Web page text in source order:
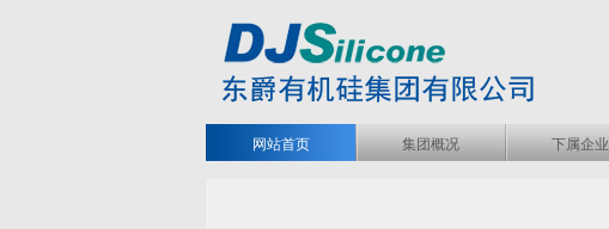
网站首页 集团概况 下属企业